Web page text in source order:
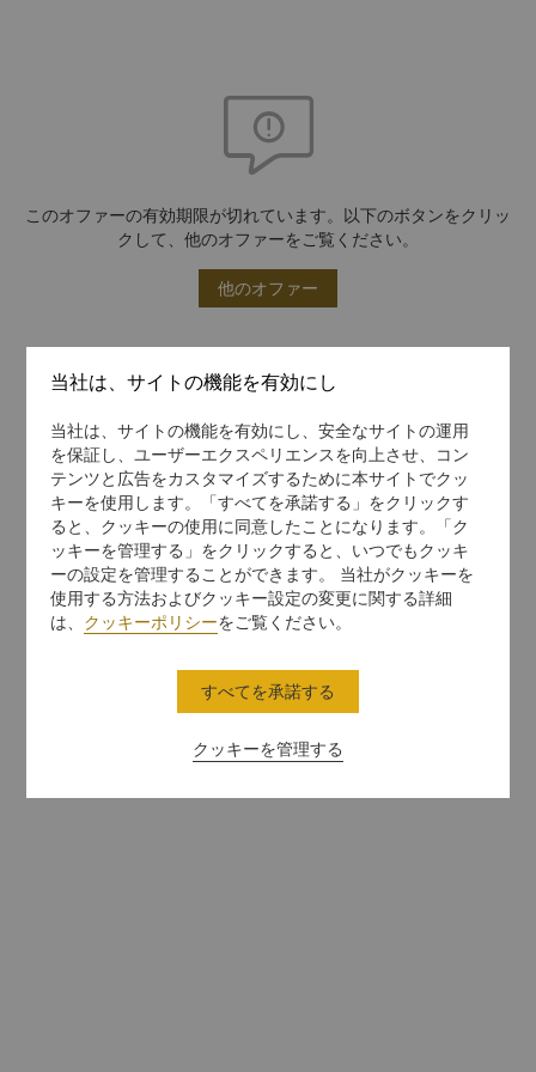
このオファーの有効期限が切れています。以下のボタンをクリッ
クして、他のオファーをご覧ください。
他のオファー
当社は、サイトの機能を有効にし
当社は、サイトの機能を有効にし、安全なサイトの運用
を保証し、ユーザーエクスペリエンスを向上させ、コン
テンツと広告をカスタマイズするために本サイトでクッ
キーを使用します。「すべてを承諾する」をクリックす
ると、クッキーの使用に同意したことになります。「ク
ッキーを管理する」をクリックすると、いつでもクッキ
ーの設定を管理することができます。 当社がクッキーを
使用する方法およびクッキー設定の変更に関する詳細
は、 クッキーポリシーをご覧ください。
クッキーを管理する
すべてを承諾する